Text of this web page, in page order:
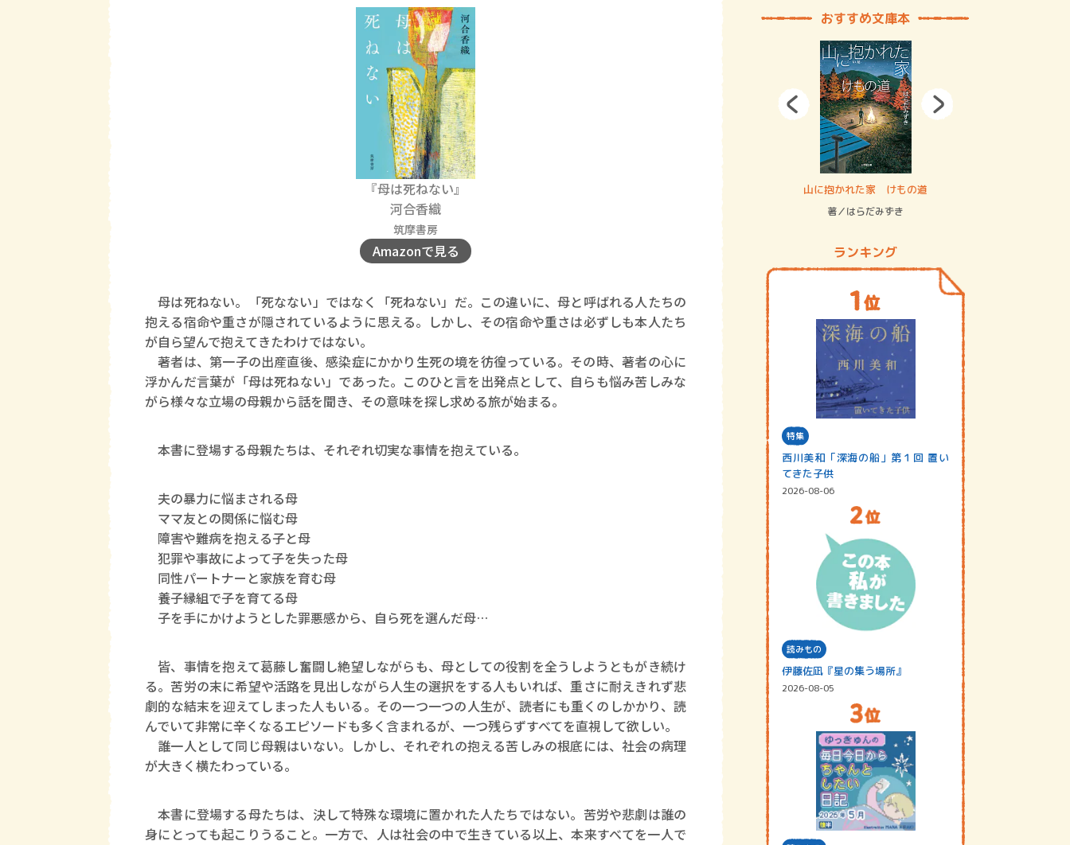
『母は死ねない』
河合香織
筑摩書房
Amazonで見る
母は死ねない。「死なない」ではなく「死ねない」だ。この違いに、母と呼ばれる人たちの
抱える宿命や重さが隠されているように思える。しかし、その宿命や重さは必ずしも本人たち
が自ら望んで抱えてきたわけではない。
著者は、第一子の出産直後、感染症にかかり生死の境を彷徨っている。その時、著者の心に
浮かんだ言葉が「母は死ねない」であった。このひと言を出発点として、自らも悩み苦しみな
がら様々な立場の母親から話を聞き、その意味を探し求める旅が始まる。
本書に登場する母親たちは、それぞれ切実な事情を抱えている。
夫の暴力に悩まされる母
ママ友との関係に悩む母
障害や難病を抱える子と母
犯罪や事故によって子を失った母
同性パートナーと家族を育む母
養子縁組で子を育てる母
子を手にかけようとした罪悪感から、自ら死を選んだ母…
皆、事情を抱えて葛藤し奮闘し絶望しながらも、母としての役割を全うしようともがき続け
る。苦労の末に希望や活路を見出しながら人生の選択をする人もいれば、重さに耐えきれず悲
劇的な結末を迎えてしまった人もいる。その一つ一つの人生が、読者にも重くのしかかり、読
んでいて非常に辛くなるエピソードも多く含まれるが、一つ残らずすべてを直視して欲しい。
誰一人として同じ母親はいない。しかし、それぞれの抱える苦しみの根底には、社会の病理
が大きく横たわっている。
本書に登場する母たちは、決して特殊な環境に置かれた人たちではない。苦労や悲劇は誰の
身にとっても起こりうること。一方で、人は社会の中で生きている以上、本来すべてを一人で
おすすめ文庫本
ロボット・イン・ザ・システム 山に抱かれた家 けもの道
著／はらだみずき
ランキング
特集
西川美和「深海の船」第１回 置い
てきた子供
2026-08-06
読みもの
伊藤佐凪『星の集う場所』
2026-08-05